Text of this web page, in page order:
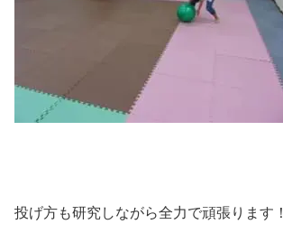
投げ方も研究しながら全力で頑張ります！